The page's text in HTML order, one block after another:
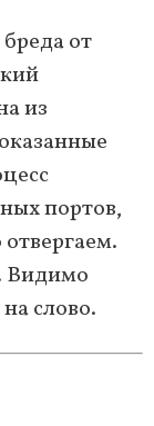
от
из
портов,
Видимо
слово.